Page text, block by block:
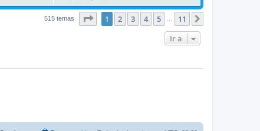
515 temas Página1 de 11
1 2 3 4 5 11
Ir a